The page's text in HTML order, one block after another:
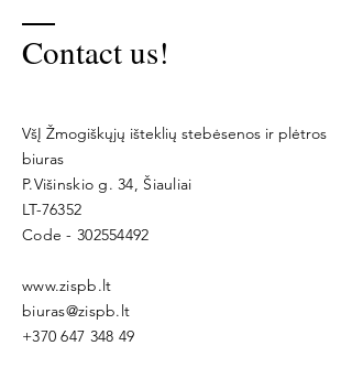
Contact us!
VšĮ Žmogiškųjų išteklių stebėsenos ir plėtros
biuras
P.Višinskio g. 34, Šiauliai
LT-76352
Code - 302554492
www.zispb.lt
biuras@zispb.lt
+370 647 348 49